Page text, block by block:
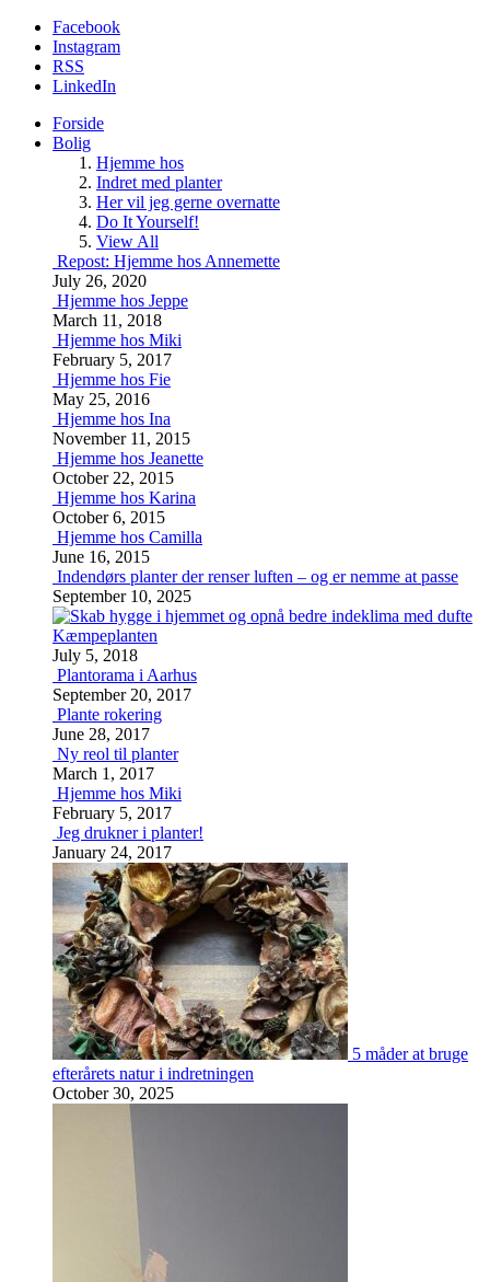
Facebook
Instagram
RSS
LinkedIn
Forside
Bolig
Hjemme hos
Indret med planter
Her vil jeg gerne overnatte
Do It Yourself!
View All
Repost: Hjemme hos Annemette
July 26, 2020
Hjemme hos Jeppe
March 11, 2018
Hjemme hos Miki
February 5, 2017
Hjemme hos Fie
May 25, 2016
Hjemme hos Ina
November 11, 2015
Hjemme hos Jeanette
October 22, 2015
Hjemme hos Karina
October 6, 2015
Hjemme hos Camilla
June 16, 2015
Indendørs planter der renser luften – og er nemme at passe
September 10, 2025
Kæmpeplanten
July 5, 2018
Plantorama i Aarhus
September 20, 2017
Plante rokering
June 28, 2017
Ny reol til planter
March 1, 2017
Hjemme hos Miki
February 5, 2017
Jeg drukner i planter!
January 24, 2017
5 måder at bruge
efterårets natur i indretningen
October 30, 2025